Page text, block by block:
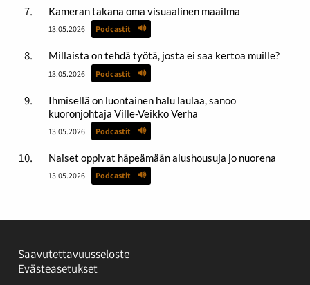
Kameran takana oma visuaalinen maailma
13.05.2026 Podcastit
Millaista on tehdä työtä, josta ei saa kertoa muille?
13.05.2026 Podcastit
Ihmisellä on luontainen halu laulaa, sanoo
kuoronjohtaja Ville-Veikko Verha
13.05.2026 Podcastit
Naiset oppivat häpeämään alushousuja jo nuorena
13.05.2026 Podcastit
Saavutettavuusseloste
Evästeasetukset